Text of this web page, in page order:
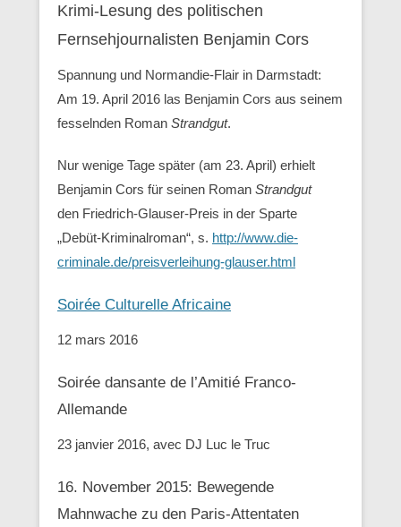
Krimi-Lesung des politischen
Fernsehjournalisten Benjamin Cors
Spannung und Normandie-Flair in Darmstadt:
Am 19. April 2016 las Benjamin Cors aus seinem
fesselnden Roman Strandgut.
Nur wenige Tage später (am 23. April) erhielt
Benjamin Cors für seinen Roman Strandgut
den Friedrich-Glauser-Preis in der Sparte
„Debüt-Kriminalroman“, s. http://www.die-
criminale.de/preisverleihung-glauser.html
Soirée Culturelle Africaine
12 mars 2016
Soirée dansante de l’Amitié Franco-
Allemande
23 janvier 2016, avec DJ Luc le Truc
16. November 2015: Bewegende
Mahnwache zu den ‪Paris-Attentaten